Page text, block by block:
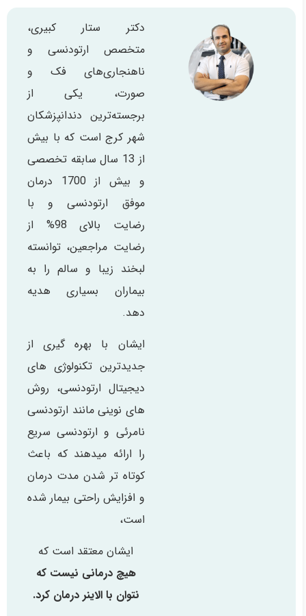
دکتر ستار کبیری،
متخصص ارتودنسی و
ناهنجاری‌های فک و
صورت، یکی از
برجسته‌ترین دندانپزشکان
شهر کرج است که با بیش
از 13 سال سابقه تخصصی
و بیش از 1700 درمان
موفق ارتودنسی و با
رضایت بالای 98% از
رضایت مراجعین، توانسته
لبخند زیبا و سالم را به
بیماران بسیاری هدیه
دهد.
ایشان با بهره گیری از
جدیدترین تکنولوژی های
دیجیتال ارتودنسی، روش
های نوینی مانند ارتودنسی
نامرئی و ارتودنسی سریع
را ارائه میدهند که باعث
کوتاه تر شدن مدت درمان
و افزایش راحتی بیمار شده
است،
ایشان معتقد است که
هیچ درمانی نیست که
نتوان با الاینر درمان کرد.